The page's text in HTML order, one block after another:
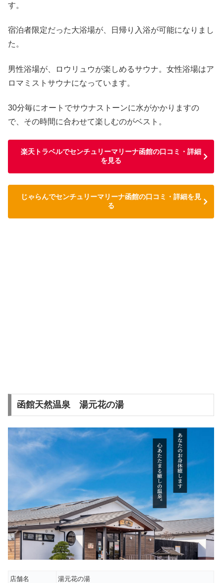
す。
宿泊者限定だった大浴場が、日帰り入浴が可能になりまし
た。
男性浴場が、ロウリュウが楽しめるサウナ。女性浴場はア
ロマミストサウナになっています。
30分毎にオートでサウナストーンに水がかかりますの
で、その時間に合わせて楽しむのがベスト。
楽天トラベルでセンチュリーマリーナ函館の口コミ・詳細
を見る
じゃらんでセンチュリーマリーナ函館の口コミ・詳細を見
る
函館天然温泉 湯元花の湯
店舗名 湯元花の湯